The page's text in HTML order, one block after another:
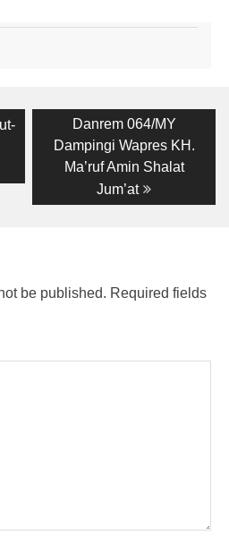
Next
post:
Danrem 064/MY
Dampingi Wapres KH.
Ma’ruf Amin Shalat
Jum’at
be published. Required fields